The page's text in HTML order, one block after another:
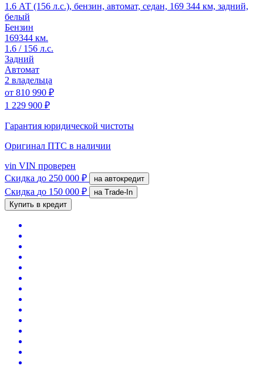
1.6 АТ (156 л.с.), бензин, автомат, седан, 169 344 км, задний,
белый
Бензин
169344 км.
1.6 / 156 л.с.
Задний
Автомат
2 владельца
от 810 990 ₽
1 229 900 ₽
Гарантия юридической чистоты
Оригинал ПТС в наличии
vin VIN проверен
Скидка до 250 000 ₽ на автокредит
Скидка до 150 000 ₽
на Trade-In
Купить в кредит